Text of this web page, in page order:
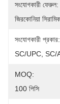
সংযোগকারী ফেরুল:
জিরকোনিয়া সিরামিক
সংযোগকারী প্রকার:
SC/UPC, SC/
MOQ:
100 পিসি